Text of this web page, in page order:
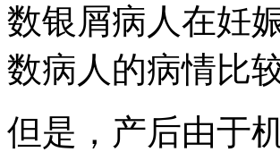
数银屑病人在妊
数病人的病情比
但是，产后由于